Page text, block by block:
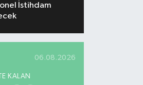
İstihdam
06.08.2026
KALAN